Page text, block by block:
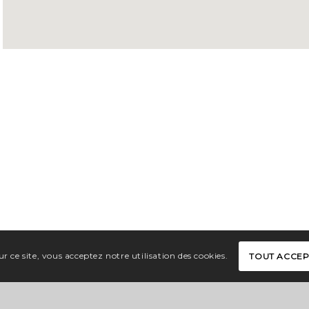
ce site, vous acceptez notre utilisation des cookies. TOUT